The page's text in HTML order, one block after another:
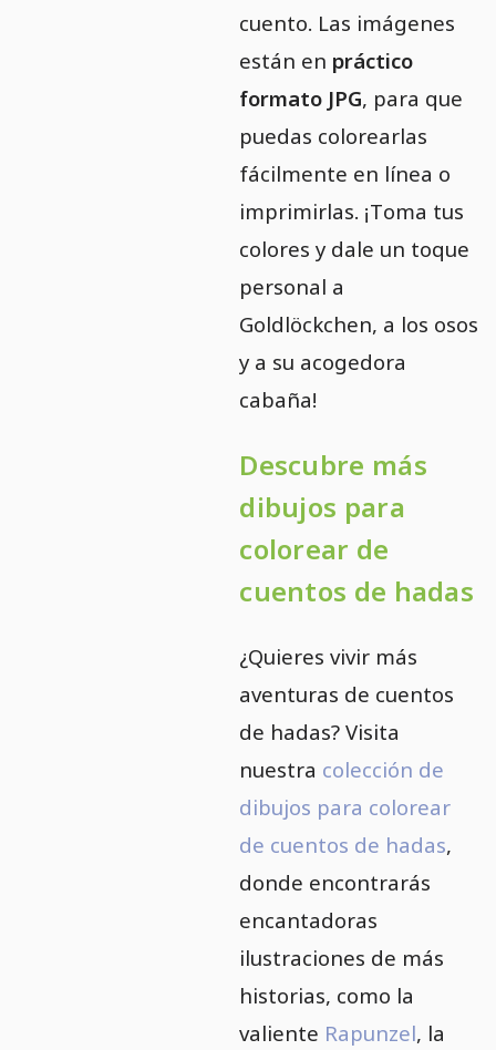
cuento. Las imágenes
están en práctico
formato JPG, para que
puedas colorearlas
fácilmente en línea o
imprimirlas. ¡Toma tus
colores y dale un toque
personal a
Goldlöckchen, a los osos
y a su acogedora
cabaña!
Descubre más
dibujos para
colorear de
cuentos de hadas
¿Quieres vivir más
aventuras de cuentos
de hadas? Visita
nuestra colección de
dibujos para colorear
de cuentos de hadas,
donde encontrarás
encantadoras
ilustraciones de más
historias, como la
valiente Rapunzel, la